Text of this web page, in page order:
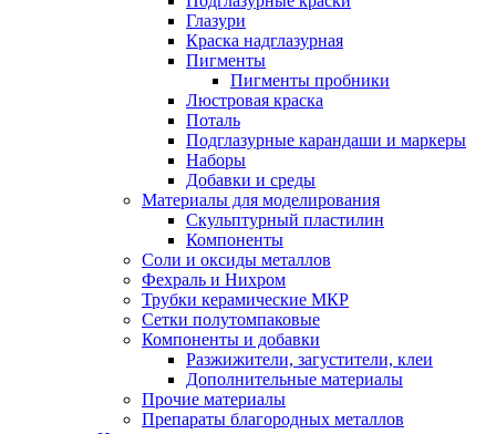
Глазури
Краска надглазурная
Пигменты
Пигменты пробники
Люстровая краска
Поталь
Подглазурные карандаши и маркеры
Наборы
Добавки и среды
Материалы для моделирования
Скульптурный пластилин
Компоненты
Соли и оксиды металлов
Фехраль и Нихром
Трубки керамические МКР
Сетки полутомпаковые
Компоненты и добавки
Разжижители, загустители, клеи
Дополнительные материалы
Прочие материалы
Препараты благородных металлов